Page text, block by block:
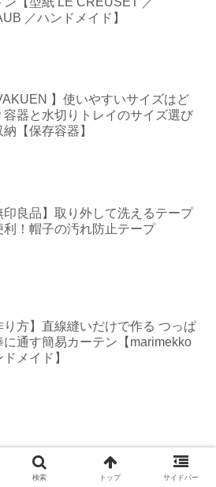
／ハンドメイド】
】使いやすいサイズはど
容器と水切りトレイのサイズ選び
納【保存容器】
印良品】取り外して洗えるテープ
利！帽子の汚れ防止テープ
り方】直線縫いだけで作る つっぱ
に通す簡易カーテン【marimekko
メイド】
waco
検索 トップ サイドバー